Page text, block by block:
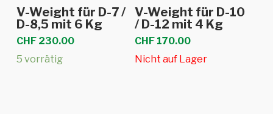
In den Warenkorb
V-Weight für D-7 /
D-8,5 mit 6 Kg
CHF230.00
5 vorrätig
Weiterlesen
V-Weight für D-10
/ D-12 mit 4 Kg
CHF 170.00
Nicht auf Lager